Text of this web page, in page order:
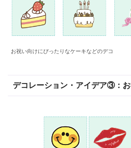
お祝い向けにぴったりなケーキなどのデコ
デコレーション・アイデア③：